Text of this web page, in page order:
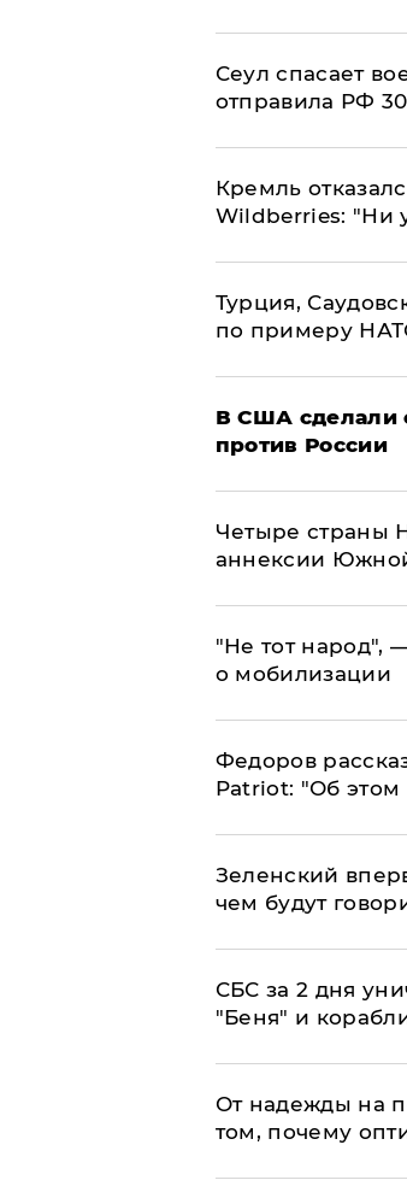
​Сеул спасает
отправила РФ
Кремль
Wildberries: "Ни
Турция,
по примеру
В США сделали
против России
Четыре страны
аннексии
​"Не тот народ",
о мобилизации
Федоров
Patriot: "Об этом
Зеленский
чем будут
СБС за 2 дня
"Беня" и
От надежды на
том, почему